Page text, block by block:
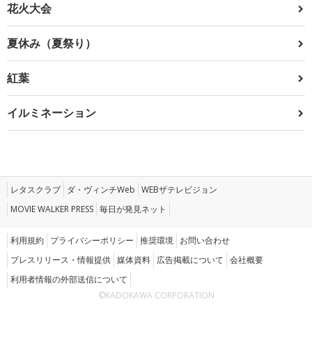
花火大会
夏休み（夏祭り）
紅葉
イルミネーション
レタスクラブ ダ・ヴィンチWeb WEBザテレビジョン
MOVIE WALKER PRESS 毎日が発見ネット
利用規約 プライバシーポリシー 推奨環境 お問い合わせ
プレスリリース・情報提供 媒体資料 広告掲載について 会社概要
利用者情報の外部送信について
©KADOKAWA CORPORATION